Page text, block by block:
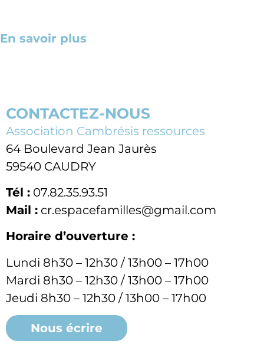
En savoir plus
CONTACTEZ-NOUS
Association Cambrésis ressources
64 Boulevard Jean Jaurès
59540 CAUDRY
Tél : 07.82.35.93.51
Mail : cr.espacefamilles@gmail.com
Horaire d’ouverture :
Lundi 8h30 – 12h30 / 13h00 – 17h00
Mardi 8h30 – 12h30 / 13h00 – 17h00
Jeudi 8h30 – 12h30 / 13h00 – 17h00
Nous écrire